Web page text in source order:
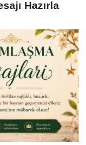
Hazırla